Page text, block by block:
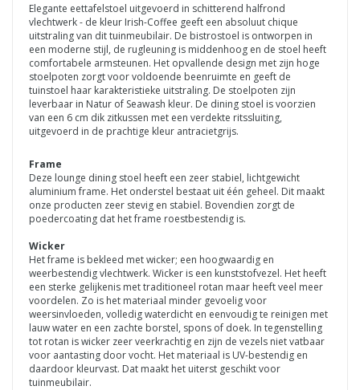
Elegante eettafelstoel uitgevoerd in schitterend halfrond
vlechtwerk - de kleur Irish-Coffee geeft een absoluut chique
uitstraling van dit tuinmeubilair. De bistrostoel is ontworpen in
een moderne stijl, de rugleuning is middenhoog en de stoel heeft
comfortabele armsteunen. Het opvallende design met zijn hoge
stoelpoten zorgt voor voldoende beenruimte en geeft de
tuinstoel haar karakteristieke uitstraling. De stoelpoten zijn
leverbaar in Natur of Seawash kleur. De dining stoel is voorzien
van een 6 cm dik zitkussen met een verdekte ritssluiting,
uitgevoerd in de prachtige kleur antracietgrijs.
Frame
Deze lounge dining stoel heeft een zeer stabiel, lichtgewicht
aluminium frame. Het onderstel bestaat uit één geheel. Dit maakt
onze producten zeer stevig en stabiel. Bovendien zorgt de
poedercoating dat het frame roestbestendig is.
Wicker
Het frame is bekleed met wicker; een hoogwaardig en
weerbestendig vlechtwerk. Wicker is een kunststofvezel. Het heeft
een sterke gelijkenis met traditioneel rotan maar heeft veel meer
voordelen. Zo is het materiaal minder gevoelig voor
weersinvloeden, volledig waterdicht en eenvoudig te reinigen met
lauw water en een zachte borstel, spons of doek. In tegenstelling
tot rotan is wicker zeer veerkrachtig en zijn de vezels niet vatbaar
voor aantasting door vocht. Het materiaal is UV-bestendig en
daardoor kleurvast. Dat maakt het uiterst geschikt voor
tuinmeubilair.